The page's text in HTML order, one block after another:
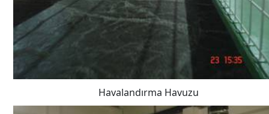
Havalandırma Havuzu